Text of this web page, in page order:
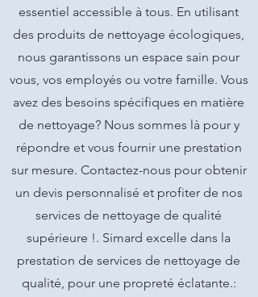
essentiel accessible à tous. En utilisant
des produits de nettoyage écologiques,
nous garantissons un espace sain pour
vous, vos employés ou votre famille. Vous
avez des besoins spécifiques en matière
de nettoyage? Nous sommes là pour y
répondre et vous fournir une prestation
sur mesure. Contactez-nous pour obtenir
un devis personnalisé et profiter de nos
services de nettoyage de qualité
supérieure !. Simard excelle dans la
prestation de services de nettoyage de
qualité, pour une propreté éclatante.: